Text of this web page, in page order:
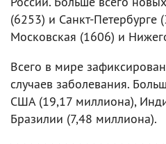
(6253) и Санкт-Петербурге
Московская (1606) и
Всего в мире
случаев заболевания.
США (19,17 миллиона),
Бразилии (7,48 миллиона).